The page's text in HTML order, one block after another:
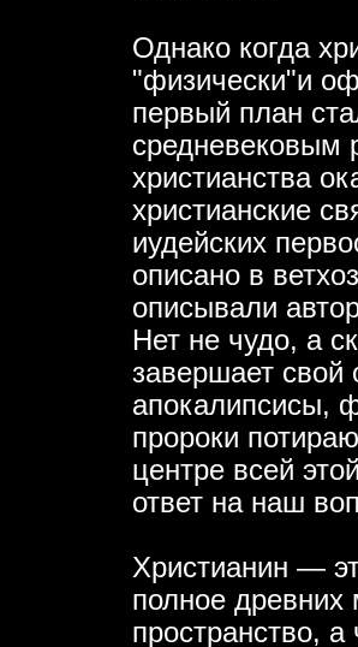
Однако когда
"физически"и
первый план
средневековым
христианства
христианские
иудейских
описано в
описывали
Нет не чудо, а
завершает свой
апокалипсисы,
пророки
центре всей
ответ на наш
Христианин —
полное древних
пространство, а